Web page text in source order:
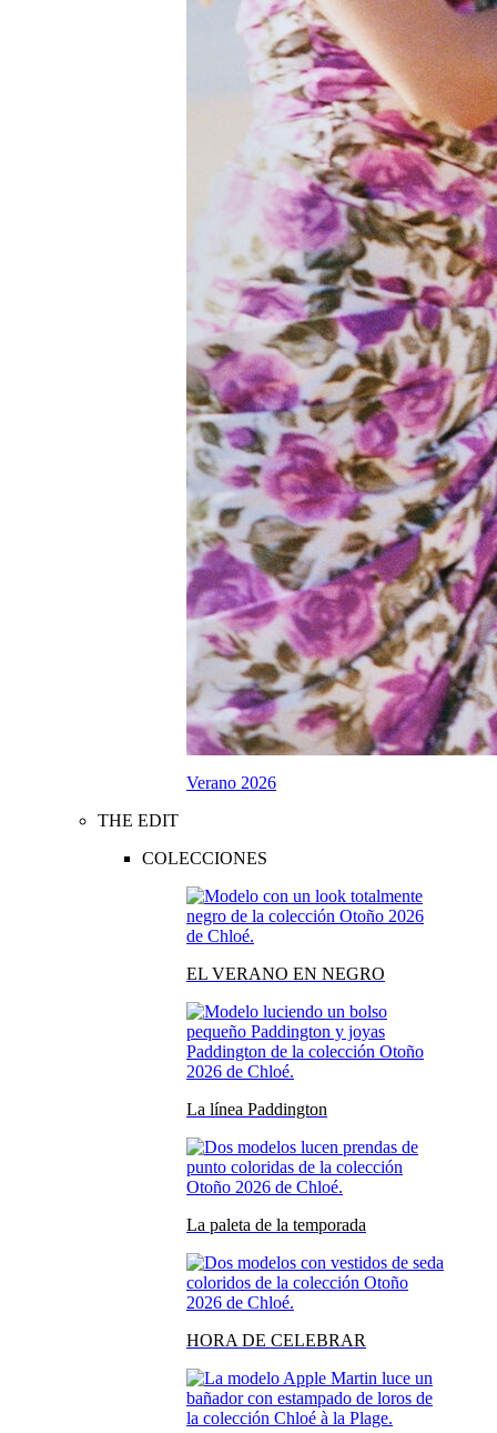
Verano 2026
THE EDIT
COLECCIONES
EL VERANO EN NEGRO
La línea Paddington
La paleta de la temporada
HORA DE CELEBRAR